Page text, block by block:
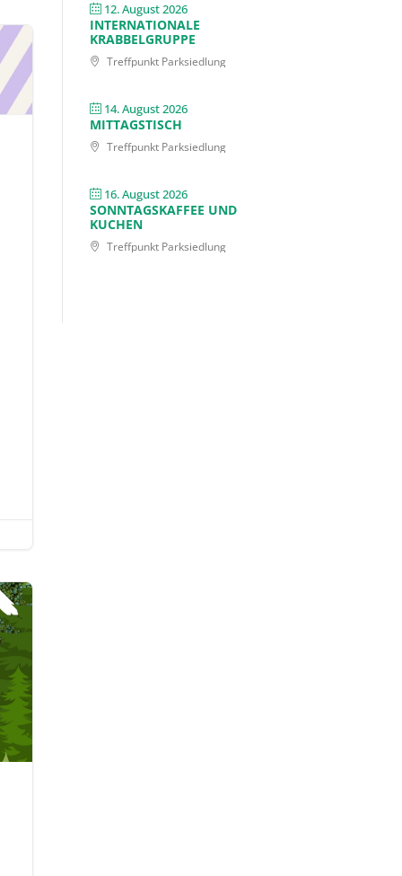
12. August 2026
INTERNATIONALE
KRABBELGRUPPE
Treffpunkt Parksiedlung
14. August 2026
MITTAGSTISCH
Treffpunkt Parksiedlung
16. August 2026
SONNTAGSKAFFEE UND
KUCHEN
Treffpunkt Parksiedlung